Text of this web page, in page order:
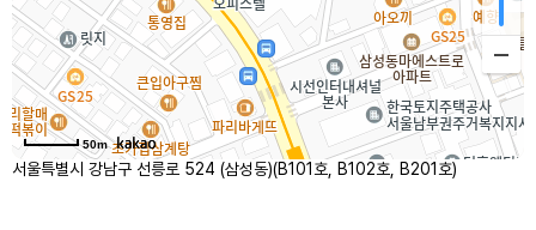
50m
서울특별시 강남구 선릉로 524 (삼성동)(B101호, B102호, B201호)